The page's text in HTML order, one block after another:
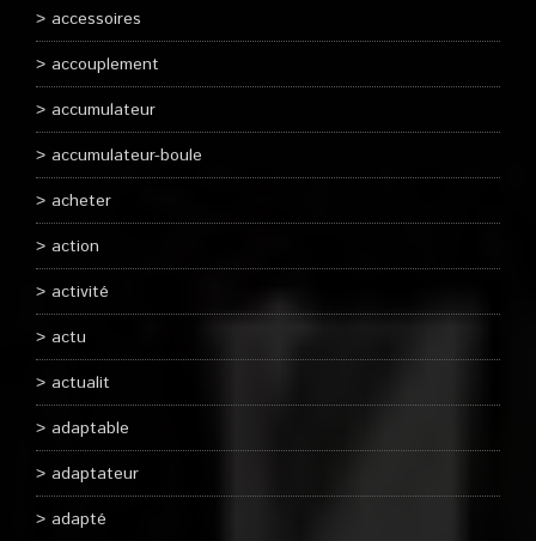
accessoires
accouplement
accumulateur
accumulateur-boule
acheter
action
activité
actu
actualit
adaptable
adaptateur
adapté